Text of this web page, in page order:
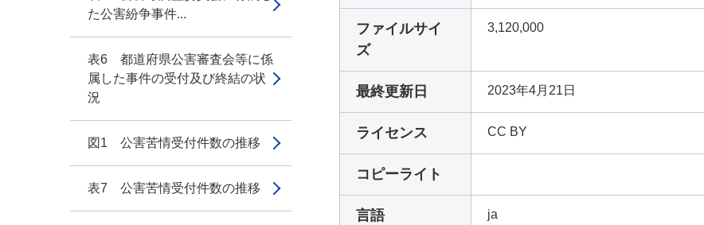
た公害紛争事件...
表6 都道府県公害審査会等に係
属した事件の受付及び終結の状
況
図1 公害苦情受付件数の推移
表7 公害苦情受付件数の推移
ファイルサイ
ズ
3,120,000
最終更新日 2023年4月21日
ライセンス CC BY
コピーライト
言語 ja